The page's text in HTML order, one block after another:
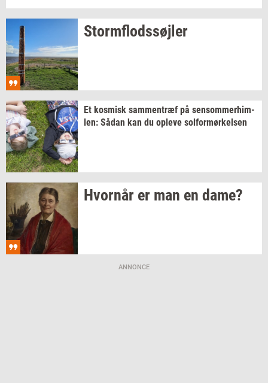
Storm­flod­s­søj­ler
Et kos­misk sam­men­træf på sen­som­mer­him­
len: Sådan kan du op­le­ve sol­for­mør­kel­sen
Hvor­når er man en dame?
ANNONCE